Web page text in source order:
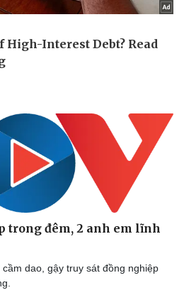
trong đêm, 2 anh em lĩnh
dao, gậy truy sát đồng nghiệp